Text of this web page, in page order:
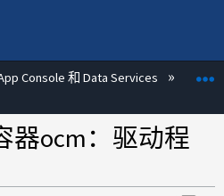
Console 和 Data Services
器ocm：驱动程